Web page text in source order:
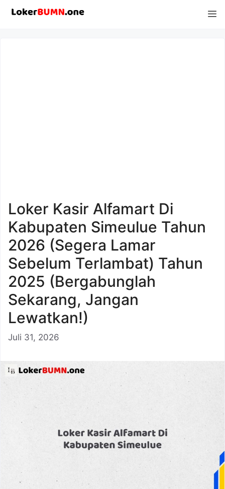
Langsung
Loker Kasir Alfamart Di
Kabupaten Simeulue Tahun
2026 (Segera Lamar
Sebelum Terlambat) Tahun
2025 (Bergabunglah
Sekarang, Jangan
Lewatkan!)
Juli 31, 2026